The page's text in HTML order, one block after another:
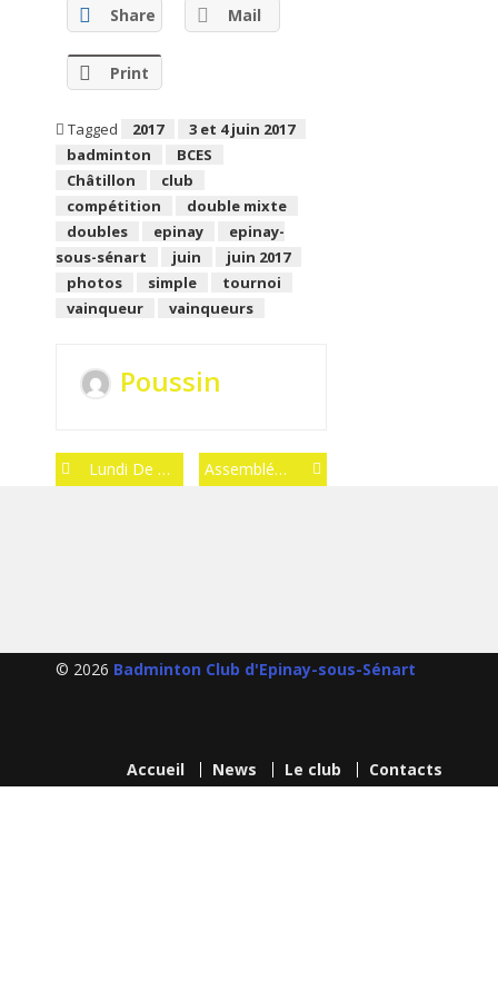
Share Mail
Print
Tagged 2017
3 et 4 juin 2017
badminton
BCES
Châtillon
club
compétition
double mixte
doubles
epinay
epinay-
sous-sénart
juin
juin 2017
photos
simple
tournoi
vainqueur
vainqueurs
Poussin
PostLundi De Pentecôte 2017 Assemblée Générale 2017
© 2026 Badminton Club d'Epinay-sous-Sénart
Accueil News Le club Contacts